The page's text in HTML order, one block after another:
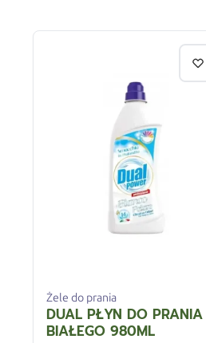
Żele do prania
DUAL PŁYN DO PRANIA
BIAŁEGO 980ML